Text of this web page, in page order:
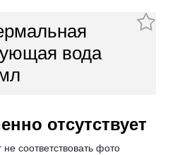
вода
отсутствует
соответствовать фото